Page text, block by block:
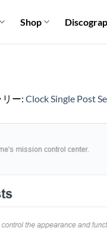
Shop
リー: Clock Single Post